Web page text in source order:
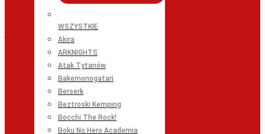
WSZYSTKIE
Akira
ARKNIGHTS
Atak Tytanów
Bakemonogatari
Berserk
Beztroski Kemping
Bocchi The Rock!
Boku No Hero Academia